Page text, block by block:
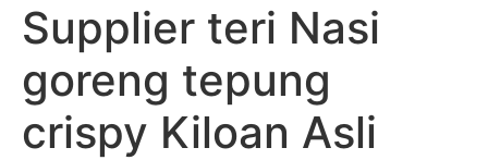
Supplier teri Nasi
goreng tepung
crispy Kiloan Asli